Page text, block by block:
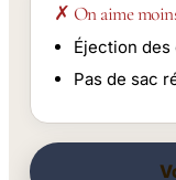
✗ On aime
Éjection
Pas de sac